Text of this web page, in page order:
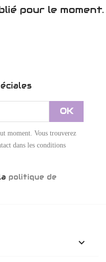
pour le moment.
moment. Vous trouverez
dans les conditions
politique de
